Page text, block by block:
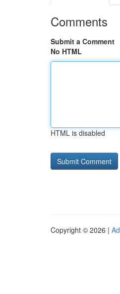
Comments
Submit a Comment
No HTML
HTML is disabled
Copyright © 2026 |